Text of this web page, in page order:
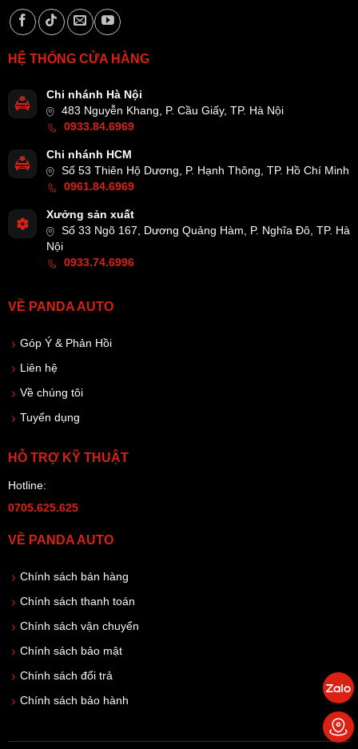
HỆ THỐNG CỬA HÀNG
Chi nhánh Hà Nội
483 Nguyễn Khang, P. Cầu Giấy, TP. Hà Nội
0933.84.6969
Chi nhánh HCM
Số 53 Thiên Hộ Dương, P. Hạnh Thông, TP. Hồ Chí Minh
0961.84.6969
Xưởng sản xuất
Số 33 Ngõ 167, Dương Quảng Hàm, P. Nghĩa Đô, TP. Hà
Nội
0933.74.6996
VỀ PANDA AUTO
Góp Ý & Phản Hồi
Liên hệ
Về chúng tôi
Tuyển dụng
HỖ TRỢ KỸ THUẬT
Hotline:
0705.625.625
VỀ PANDA AUTO
Chính sách bán hàng
Chính sách thanh toán
Chính sách vận chuyển
Chính sách bảo mật
Chính sách đổi trả
Chính sách bảo hành